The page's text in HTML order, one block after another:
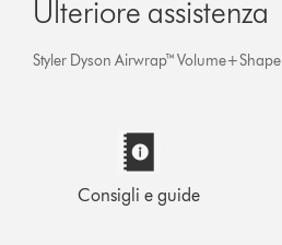
Ulteriore assistenza
Styler Dyson Airwrap™ Volume+Shape
Consigli e guide